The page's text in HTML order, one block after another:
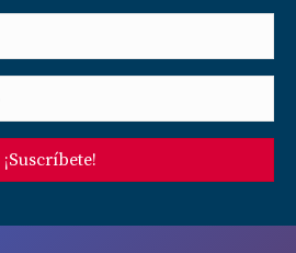
¡Suscríbete!